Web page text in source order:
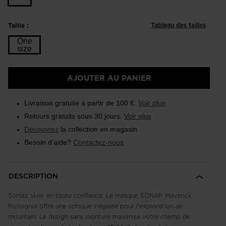
Taille :
Tableau des tailles
One
size
AJOUTER AU PANIER
Livraison gratuite à partir de 100 €. Voir plus
Retours gratuits sous 30 jours. Voir plus
Découvrez la collection en magasin
Besoin d'aide? Contactez-nous
DESCRIPTION
Sortez skier en toute confiance. Le masque SONAR Maverick
Rossignol offre une optique inégalée pour l'exploration all-
mountain. Le design sans monture maximise votre champ de